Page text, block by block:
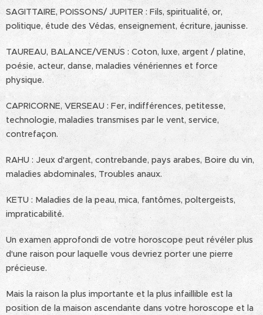
SAGITTAIRE, POISSONS/ JUPITER : Fils, spiritualité, or,
politique, étude des Védas, enseignement, écriture, jaunisse.
TAUREAU, BALANCE/VENUS : Coton, luxe, argent / platine,
poésie, acteur, danse, maladies vénériennes et force
physique.
CAPRICORNE, VERSEAU : Fer, indifférences, petitesse,
technologie, maladies transmises par le vent, service,
contrefaçon.
RAHU : Jeux d'argent, contrebande, pays arabes, Boire du vin,
maladies abdominales, Troubles anaux.
KETU : Maladies de la peau, mica, fantômes, poltergeists,
impraticabilité.
Un examen approfondi de votre horoscope peut révéler plus
d'une raison pour laquelle vous devriez porter une pierre
précieuse.
Mais la raison la plus importante et la plus infaillible est la
position de la maison ascendante dans votre horoscope et la